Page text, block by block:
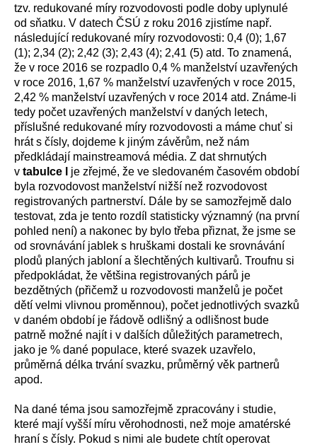
tzv. redukované míry rozvodovosti podle doby uplynulé
od sňatku. V datech ČSÚ z roku 2016 zjistíme např.
následující redukované míry rozvodovosti: 0,4 (0); 1,67
(1); 2,34 (2); 2,42 (3); 2,43 (4); 2,41 (5) atd. To znamená,
že v roce 2016 se rozpadlo 0,4 % manželství uzavřených
v roce 2016, 1,67 % manželství uzavřených v roce 2015,
2,42 % manželství uzavřených v roce 2014 atd. Známe-li
tedy počet uzavřených manželství v daných letech,
příslušné redukované míry rozvodovosti a máme chuť si
hrát s čísly, dojdeme k jiným závěrům, než nám
předkládají mainstreamová média. Z dat shrnutých
v tabulce l
je zřejmé, že ve sledovaném časovém období
byla rozvodovost manželství nižší než rozvodovost
registrovaných partnerství. Dále by se samozřejmě dalo
testovat, zda je tento rozdíl statisticky významný (na první
pohled není) a nakonec by bylo třeba přiznat, že jsme se
od srovnávání jablek s hruškami dostali ke srovnávání
plodů planých jabloní a šlechtěných kultivarů. Troufnu si
předpokládat, že většina registrovaných párů je
bezdětných (přičemž u rozvodovosti manželů je počet
dětí velmi vlivnou proměnnou), počet jednotlivých svazků
v daném období je řádově odlišný a odlišnost bude
patrně možné najít i v dalších důležitých parametrech,
jako je % dané populace, které svazek uzavřelo,
průměrná délka trvání svazku, průměrný věk partnerů
apod.
Na dané téma jsou samozřejmě zpracovány i studie,
které mají vyšší míru věrohodnosti, než moje amatérské
hraní s čísly. Pokud s nimi ale budete chtít operovat